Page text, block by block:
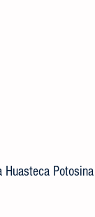
Potosina